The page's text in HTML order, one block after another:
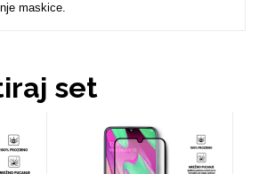
maskice.
set
Crtani filmovi